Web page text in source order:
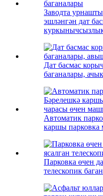
Заводта
эшләнгән дат
Дат басмас
баганалары,
Автоматик
каршы парковка
Парковка өчен
телескопик